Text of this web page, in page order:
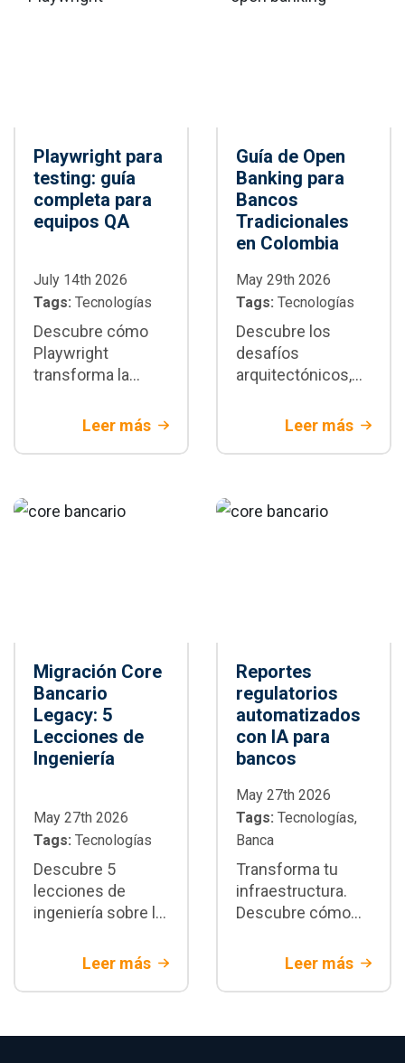
mantenimiento y
para tu proyecto.
Playwright para
testing: guía
completa para
equipos QA
July 14th 2026
Tags: Tecnologías
Descubre cómo
Playwright
transforma la
pruebas E2E:
paralelización,
buenas prácticas y
Leer más
Guía de Open
Banking para
Bancos
Tradicionales
en Colombia
May 29th 2026
Tags: Tecnologías
Descubre los
desafíos
arquitectónicos,
integración del
Colombia. Aprende
tecnología para
Leer más
Migración Core
Bancario
Legacy: 5
Lecciones de
Ingeniería
May 27th 2026
Tags: Tecnologías
Descubre 5
lecciones de
ingeniería sobre la
bancario legacy.
arquitectura y
riesgos
Leer más
Reportes
regulatorios
automatizados
con IA para
bancos
May 27th 2026
Tags: Tecnologías,
Banca
Transforma tu
infraestructura.
Descubre cómo
regulatorios
para banca
arquitecturas de IA
Leer más